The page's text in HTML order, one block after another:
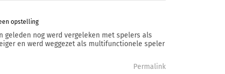
opstelling
nog werd vergeleken met spelers als
en werd weggezet als multifunctionele speler
Permalink